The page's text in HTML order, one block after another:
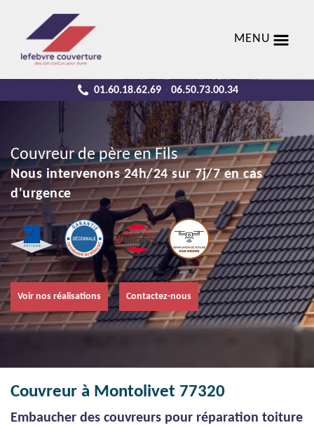
MENU
01.60.18.62.69 - 06.50.73.00.34
Couvreur de père en Fils
Nous intervenons 24h/24 sur 7j/7 en cas
d'urgence
Voir nos réalisations Contactez-nous
Couvreur à Montolivet 77320
Embaucher des couvreurs pour réparation toiture